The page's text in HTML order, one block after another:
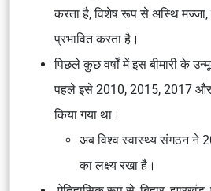
करता है, विशेष रूप से अस्थि
प्रभावित करता है।
पिछले कुछ वर्षों में इस बीमारी के
पहले इसे 2010, 2015, 2017 और
किया गया था।
अब विश्व स्वास्थ्य संगठन
का लक्ष्य रखा है।